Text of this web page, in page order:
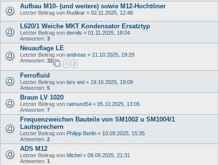
Aufbau M10- (und weitere) sowie M12-Hochtöner
Letzter Beitrag von Rudikar « 02.11.2025, 12:48
L620/1 Weiche MKT Kondensator Ersatztyp
Letzter Beitrag von dernils « 01.11.2025, 18:04
Antworten: 3
Neuauflage LE
Letzter Beitrag von andreas « 21.10.2025, 19:29
Antworten: 32
1 2
Ferrofluid
Letzter Beitrag von lars wei « 19.10.2025, 19:09
Antworten: 5
Braun LV 1020
Letzter Beitrag von raimund54 « 05.10.2025, 13:05
Antworten: 7
Frequenzweichen Bauteile von SM1002 u SM1004/1
Lautsprechern
Letzter Beitrag von Philipp Berlin « 10.09.2025, 15:35
Antworten: 2
ADS M12
Letzter Beitrag von Michel « 09.09.2025, 21:31
Antworten: 1